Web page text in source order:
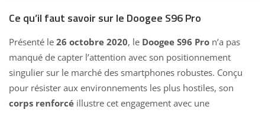
Ce qu’il faut savoir sur le Doogee S96 Pro
Présenté le 26 octobre 2020, le Doogee S96 Pro n’a pas
manqué de capter l’attention avec son positionnement
singulier sur le marché des smartphones robustes. Conçu
pour résister aux environnements les plus hostiles, son
corps renforcé illustre cet engagement avec une